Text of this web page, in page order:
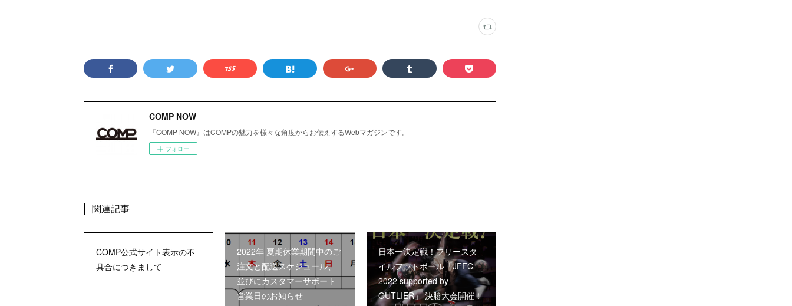
COMP NOW
『COMP NOW』はCOMPの魅力を様々な角度からお伝えするWebマガジンです。
フォロー
関連記事
COMP公式サイト表示の不
具合につきまして
2022年 夏期休業期間中のご
注文と配送スケジュール、
並びにカスタマーサポート
営業日のお知らせ
日本一決定戦！フリースタ
イルフットボール「JFFC
2022 supported by
OUTLIER」 決勝大会開催！